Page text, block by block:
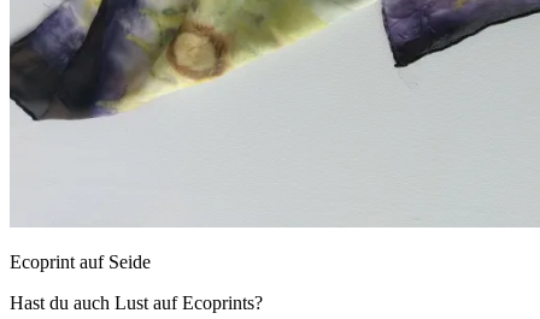
Ecoprint auf Seide
Hast du auch Lust auf Ecoprints?